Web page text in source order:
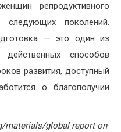
репродуктивного
следующих поколений.
— это один из
способов
развития, доступный
о благополучии
global-report-on-